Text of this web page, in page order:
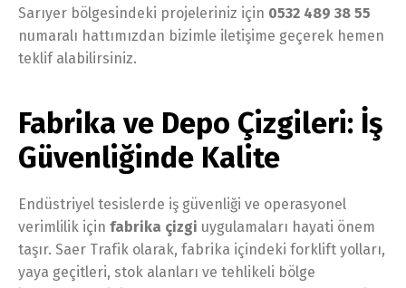
Sarıyer bölgesindeki projeleriniz için 0532 489 38 55
numaralı hattımızdan bizimle iletişime geçerek hemen
teklif alabilirsiniz.
Fabrika ve Depo Çizgileri: İş
Güvenliğinde Kalite
Endüstriyel tesislerde iş güvenliği ve operasyonel
verimlilik için fabrika çizgi uygulamaları hayati önem
taşır. Saer Trafik olarak, fabrika içindeki forklift yolları,
yaya geçitleri, stok alanları ve tehlikeli bölge